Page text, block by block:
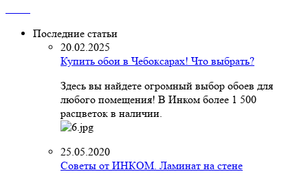
Последние статьи
20.02.2025
Купить обои в Чебоксарах! Что выбрать?
Здесь вы найдете огромный выбор обоев для
любого помещения! В Инком более 1 500
расцветок в наличии.
25.05.2020
Советы от ИНКОМ. Ламинат на стене